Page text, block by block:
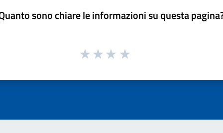
sono chiare le informazioni su questa